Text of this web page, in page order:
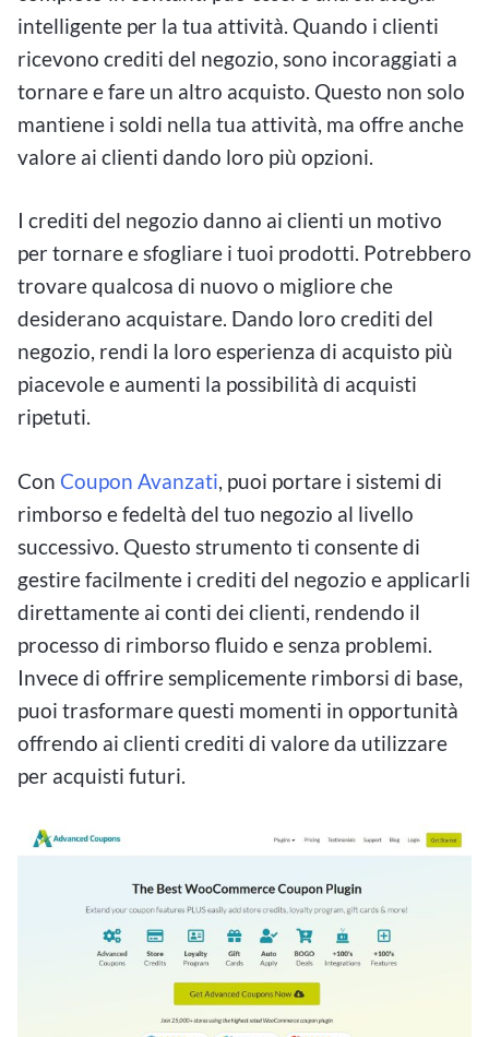
intelligente per la tua attività. Quando i clienti
ricevono crediti del negozio, sono incoraggiati a
tornare e fare un altro acquisto. Questo non solo
mantiene i soldi nella tua attività, ma offre anche
valore ai clienti dando loro più opzioni.
I crediti del negozio danno ai clienti un motivo
per tornare e sfogliare i tuoi prodotti. Potrebbero
trovare qualcosa di nuovo o migliore che
desiderano acquistare. Dando loro crediti del
negozio, rendi la loro esperienza di acquisto più
piacevole e aumenti la possibilità di acquisti
ripetuti.
Con Coupon Avanzati, puoi portare i sistemi di
rimborso e fedeltà del tuo negozio al livello
successivo. Questo strumento ti consente di
gestire facilmente i crediti del negozio e applicarli
direttamente ai conti dei clienti, rendendo il
processo di rimborso fluido e senza problemi.
Invece di offrire semplicemente rimborsi di base,
puoi trasformare questi momenti in opportunità
offrendo ai clienti crediti di valore da utilizzare
per acquisti futuri.